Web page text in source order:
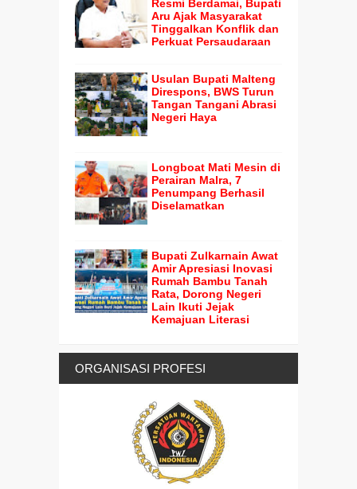
Resmi Berdamai, Bupati
Aru Ajak Masyarakat
Tinggalkan Konflik dan
Perkuat Persaudaraan
Usulan Bupati Malteng
Direspons, BWS Turun
Tangan Tangani Abrasi
Negeri Haya
Longboat Mati Mesin di
Perairan Malra, 7
Penumpang Berhasil
Diselamatkan
Bupati Zulkarnain Awat
Amir Apresiasi Inovasi
Rumah Bambu Tanah
Rata, Dorong Negeri
Lain Ikuti Jejak
Kemajuan Literasi
ORGANISASI PROFESI